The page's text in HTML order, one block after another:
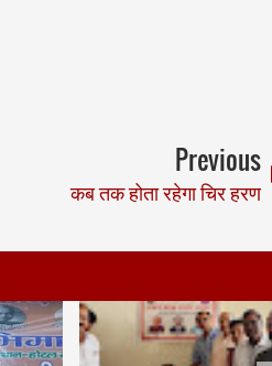
Previous
कब तक होता रहेगा चिर हरण